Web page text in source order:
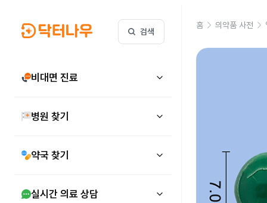
검색
비대면 진료
병원 찾기
약국 찾기
실시간 의료 상담
홈 의약품 사전